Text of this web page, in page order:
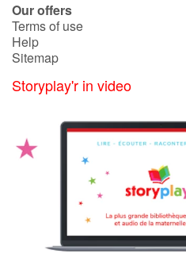
Documentaries
At school
Festivals and events
Love and friendship
Our offers
Terms of use
Help
Sitemap
Storyplay'r in video